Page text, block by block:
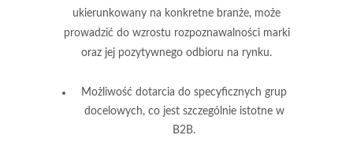
ukierunkowany na konkretne branże, może
prowadzić do wzrostu rozpoznawalności marki
oraz jej pozytywnego odbioru na rynku.
Możliwość dotarcia do specyficznych grup
docelowych, co jest szczególnie istotne w
B2B.